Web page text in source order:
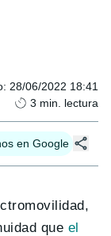
: 28/06/2022 18:41
3 min. lectura
en Google
que el